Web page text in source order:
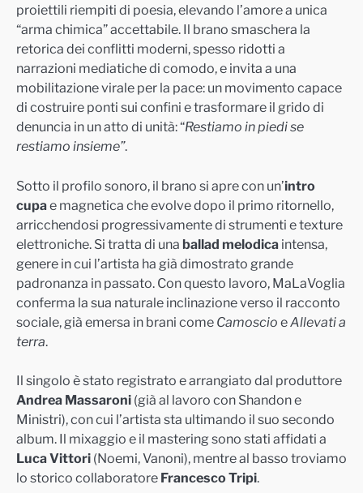
proiettili riempiti di poesia, elevando l’amore a unica
“arma chimica” accettabile. Il brano smaschera la
retorica dei conflitti moderni, spesso ridotti a
narrazioni mediatiche di comodo, e invita a una
mobilitazione virale per la pace: un movimento capace
di costruire ponti sui confini e trasformare il grido di
denuncia in un atto di unità: “Restiamo in piedi se
restiamo insieme”.
Sotto il profilo sonoro, il brano si apre con un’intro
cupae magnetica che evolve dopo il primo ritornello,
arricchendosi progressivamente di strumenti e texture
elettroniche. Si tratta di una ballad melodica intensa,
genere in cui l’artista ha già dimostrato grande
padronanza in passato. Con questo lavoro, MaLaVoglia
conferma la sua naturale inclinazione verso il racconto
sociale, già emersa in brani come Camoscio eAllevati a
terra.
Il singolo è stato registrato e arrangiato dal produttore
Andrea Massaroni (già al lavoro con Shandon e
Ministri), con cui l’artista sta ultimando il suo secondo
album. Il mixaggio e il mastering sono stati affidati a
Luca Vittori (Noemi, Vanoni), mentre al basso troviamo
lo storico collaboratore Francesco Tripi.